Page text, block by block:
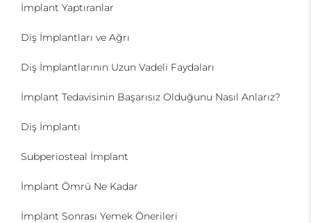
İmplant Yaptıranlar
Diş İmplantları ve Ağrı
Diş İmplantlarının Uzun Vadeli Faydaları
İmplant Tedavisinin Başarısız Olduğunu Nasıl Anlarız?
Diş İmplantı
Subperiosteal İmplant
İmplant Ömrü Ne Kadar
İmplant Sonrası Yemek Önerileri